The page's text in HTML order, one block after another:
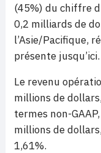
(45%) du chiffre
0,2 milliards de
l’Asie/Pacifique,
présente jusqu’ici.
Le revenu
millions de
termes non-
millions de
1,61%.